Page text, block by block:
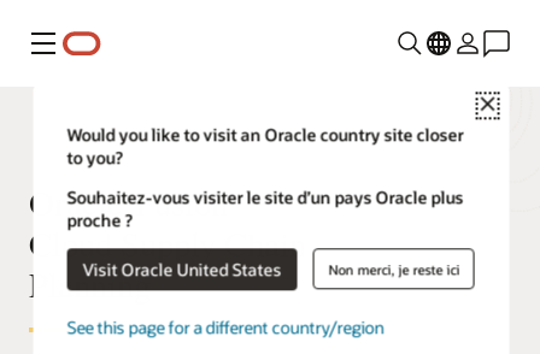
Menu
Close
Would you like to visit an Oracle country site closer
to you?
Souhaitez-vous visiter le site d’un pays Oracle plus
proche ?
Visit Oracle United States Non merci, je reste ici
See this page for a different country/region
Oracle Fusion
Cloud Supply Chain
Planning